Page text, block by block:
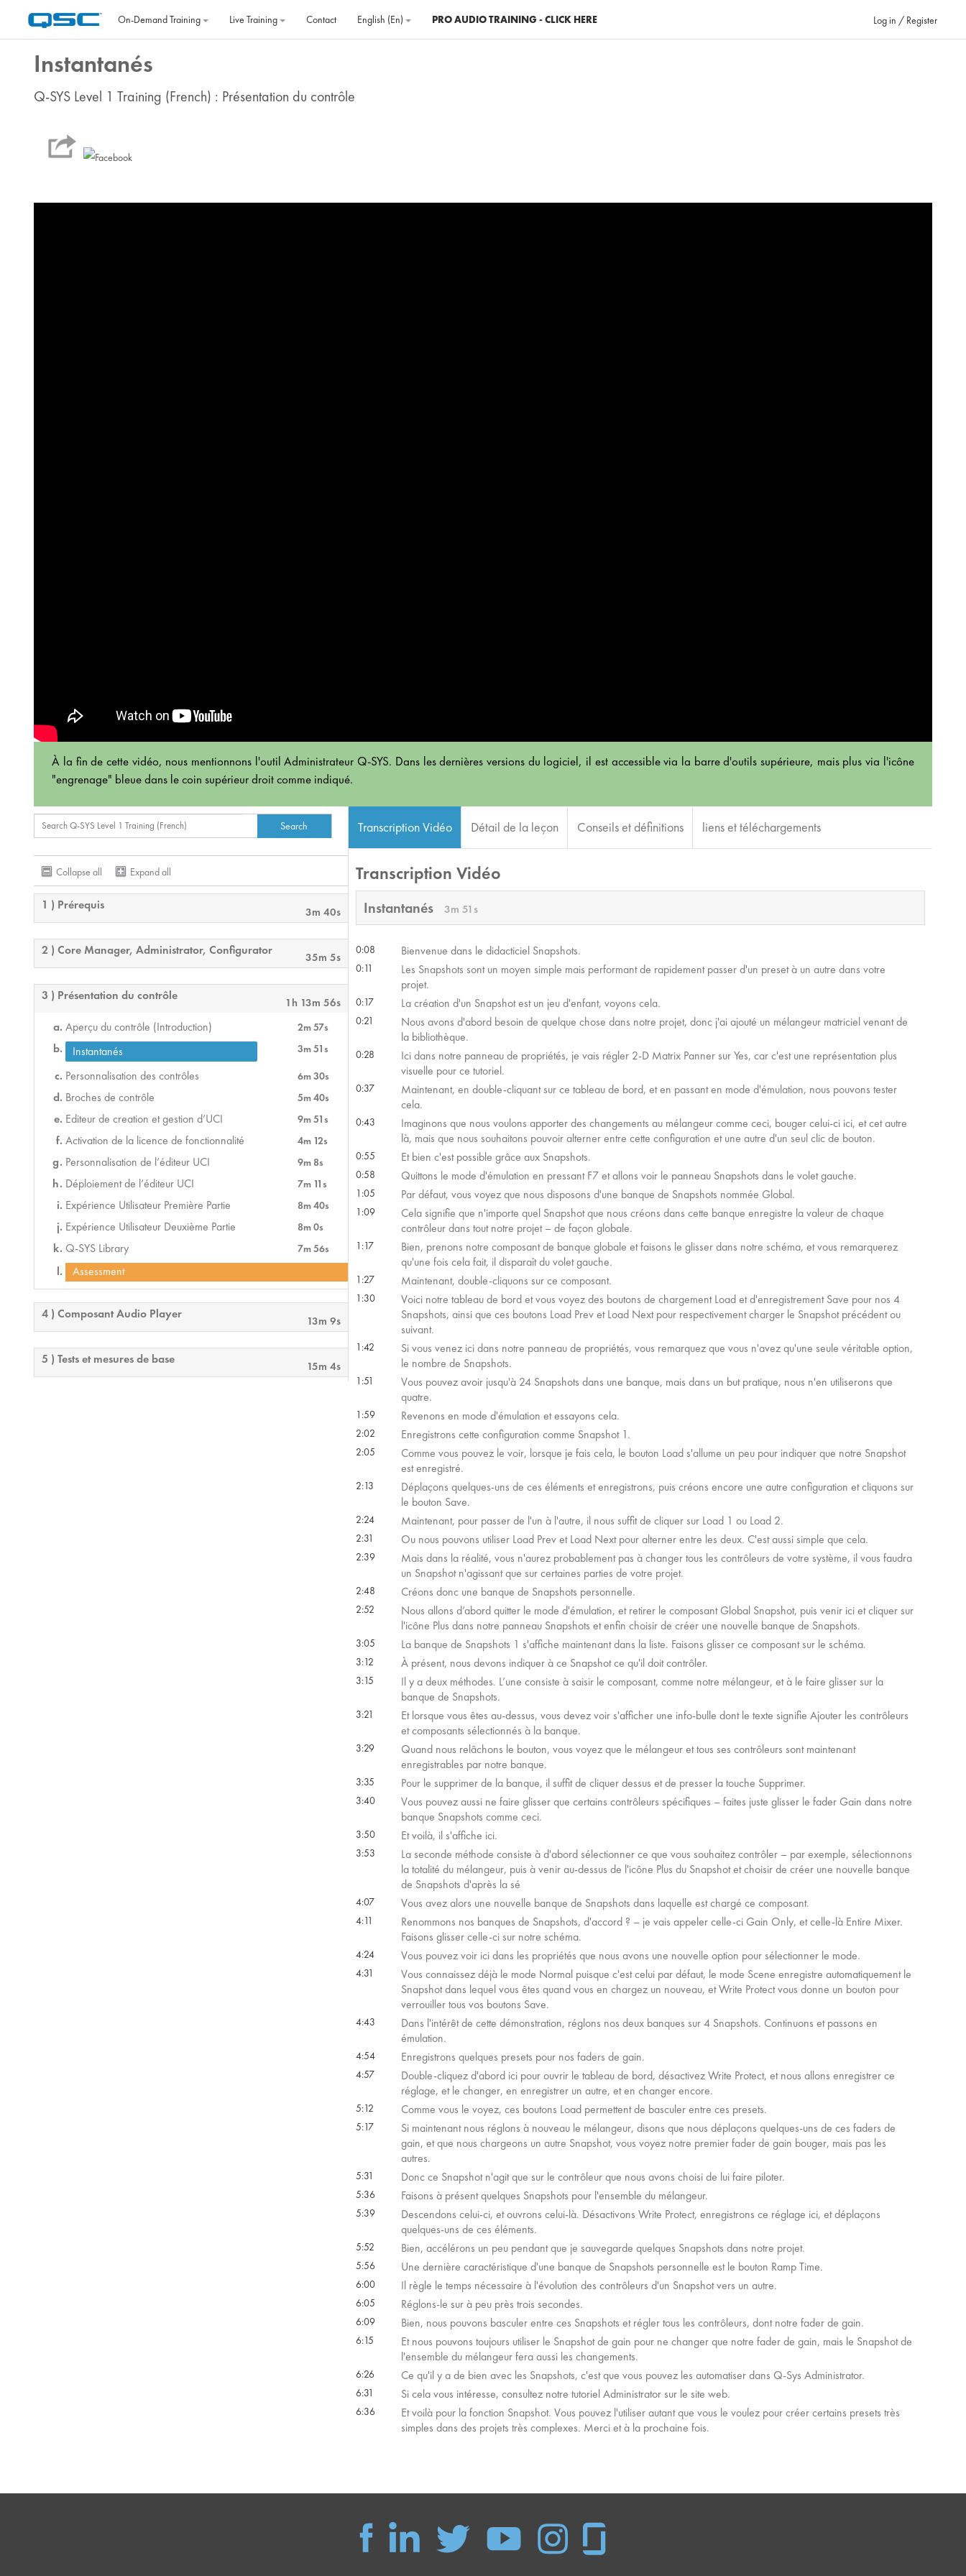
On‐Demand Training
Live Training Contact English ‎(en)‎ PRO AUDIO TRAINING - CLICK HERE Log in / Register
Instantanés
Q-SYS Level 1 Training (French) : Présentation du contrôle
À la fin de cette vidéo, nous mentionnons l'outil Administrateur Q-SYS. Dans les dernières versions du logiciel, il est accessible via la barre d'outils supérieure, mais plus via l'icône
"engrenage" bleue dans le coin supérieur droit comme indiqué.
Collapse all Expand all
1 ) Prérequis 3m 40s
2 ) Core Manager, Administrator, Configurator 35m 5s
3 ) Présentation du contrôle 1h 13m 56s
Aperçu du contrôle (Introduction) 2m 57s
Instantanés 3m 51s
Personnalisation des contrôles 6m 30s
Broches de contrôle 5m 40s
Editeur de creation et gestion d’UCI 9m 51s
Activation de la licence de fonctionnalité 4m 12s
Personnalisation de l’éditeur UCI 9m 8s
Déploiement de l’éditeur UCI 7m 11s
Expérience Utilisateur Première Partie 8m 40s
Expérience Utilisateur Deuxième Partie 8m 0s
Q-SYS Library 7m 56s
Assessment
4 ) Composant Audio Player 13m 9s
5 ) Tests et mesures de base 15m 4s
Transcription Vidéo Détail de la leçon Conseils et définitions liens et téléchargements
Transcription Vidéo
Instantanés 3m 51s
0:08 Bienvenue dans le didacticiel Snapshots.
0:11
Les Snapshots sont un moyen simple mais performant de rapidement passer d'un preset à un autre dans votre
projet.
0:17 La création d'un Snapshot est un jeu d'enfant, voyons cela.
0:21
Nous avons d'abord besoin de quelque chose dans notre projet, donc j'ai ajouté un mélangeur matriciel venant de
la bibliothèque.
0:28
Ici dans notre panneau de propriétés, je vais régler 2-D Matrix Panner sur Yes, car c'est une représentation plus
visuelle pour ce tutoriel.
0:37
Maintenant, en double-cliquant sur ce tableau de bord, et en passant en mode d'émulation, nous pouvons tester
cela.
0:43
Imaginons que nous voulons apporter des changements au mélangeur comme ceci, bouger celui-ci ici, et cet autre
là, mais que nous souhaitons pouvoir alterner entre cette configuration et une autre d'un seul clic de bouton.
0:55 Et bien c'est possible grâce aux Snapshots.
0:58 Quittons le mode d'émulation en pressant F7 et allons voir le panneau Snapshots dans le volet gauche.
1:05 Par défaut, vous voyez que nous disposons d'une banque de Snapshots nommée Global.
1:09
Cela signifie que n'importe quel Snapshot que nous créons dans cette banque enregistre la valeur de chaque
contrôleur dans tout notre projet – de façon globale.
1:17
Bien, prenons notre composant de banque globale et faisons le glisser dans notre schéma, et vous remarquerez
qu'une fois cela fait, il disparaît du volet gauche.
1:27 Maintenant, double-cliquons sur ce composant.
1:30
Voici notre tableau de bord et vous voyez des boutons de chargement Load et d'enregistrement Save pour nos 4
Snapshots, ainsi que ces boutons Load Prev et Load Next pour respectivement charger le Snapshot précédent ou
suivant.
1:42
Si vous venez ici dans notre panneau de propriétés, vous remarquez que vous n'avez qu'une seule véritable option,
le nombre de Snapshots.
1:51
Vous pouvez avoir jusqu'à 24 Snapshots dans une banque, mais dans un but pratique, nous n'en utiliserons que
quatre.
1:59 Revenons en mode d'émulation et essayons cela.
2:02 Enregistrons cette configuration comme Snapshot 1.
2:05
Comme vous pouvez le voir, lorsque je fais cela, le bouton Load s'allume un peu pour indiquer que notre Snapshot
est enregistré.
2:13
Déplaçons quelques-uns de ces éléments et enregistrons, puis créons encore une autre configuration et cliquons sur
le bouton Save.
2:24 Maintenant, pour passer de l'un à l'autre, il nous suffit de cliquer sur Load 1 ou Load 2.
2:31 Ou nous pouvons utiliser Load Prev et Load Next pour alterner entre les deux. C'est aussi simple que cela.
2:39
Mais dans la réalité, vous n'aurez probablement pas à changer tous les contrôleurs de votre système, il vous faudra
un Snapshot n'agissant que sur certaines parties de votre projet.
2:48 Créons donc une banque de Snapshots personnelle.
2:52
Nous allons d’abord quitter le mode d'émulation, et retirer le composant Global Snapshot, puis venir ici et cliquer sur
l'icône Plus dans notre panneau Snapshots et enfin choisir de créer une nouvelle banque de Snapshots.
3:05 La banque de Snapshots 1 s'affiche maintenant dans la liste. Faisons glisser ce composant sur le schéma.
3:12 À présent, nous devons indiquer à ce Snapshot ce qu'il doit contrôler.
3:15
Il y a deux méthodes. L’une consiste à saisir le composant, comme notre mélangeur, et à le faire glisser sur la
banque de Snapshots.
3:21
Et lorsque vous êtes au-dessus, vous devez voir s'afficher une info-bulle dont le texte signifie Ajouter les contrôleurs
et composants sélectionnés à la banque.
3:29
Quand nous relâchons le bouton, vous voyez que le mélangeur et tous ses contrôleurs sont maintenant
enregistrables par notre banque.
3:35 Pour le supprimer de la banque, il suffit de cliquer dessus et de presser la touche Supprimer.
3:40
Vous pouvez aussi ne faire glisser que certains contrôleurs spécifiques – faites juste glisser le fader Gain dans notre
banque Snapshots comme ceci.
3:50 Et voilà, il s'affiche ici.
3:53
La seconde méthode consiste à d'abord sélectionner ce que vous souhaitez contrôler – par exemple, sélectionnons
la totalité du mélangeur, puis à venir au-dessus de l'icône Plus du Snapshot et choisir de créer une nouvelle banque
de Snapshots d'après la sé
4:07 Vous avez alors une nouvelle banque de Snapshots dans laquelle est chargé ce composant.
4:11
Renommons nos banques de Snapshots, d'accord ? – je vais appeler celle-ci Gain Only, et celle-là Entire Mixer.
Faisons glisser celle-ci sur notre schéma.
4:24 Vous pouvez voir ici dans les propriétés que nous avons une nouvelle option pour sélectionner le mode.
4:31
Vous connaissez déjà le mode Normal puisque c'est celui par défaut, le mode Scene enregistre automatiquement le
Snapshot dans lequel vous êtes quand vous en chargez un nouveau, et Write Protect vous donne un bouton pour
verrouiller tous vos boutons Save.
4:43
Dans l'intérêt de cette démonstration, réglons nos deux banques sur 4 Snapshots. Continuons et passons en
émulation.
4:54 Enregistrons quelques presets pour nos faders de gain.
4:57
Double-cliquez d'abord ici pour ouvrir le tableau de bord, désactivez Write Protect, et nous allons enregistrer ce
réglage, et le changer, en enregistrer un autre, et en changer encore.
5:12 Comme vous le voyez, ces boutons Load permettent de basculer entre ces presets.
5:17
Si maintenant nous réglons à nouveau le mélangeur, disons que nous déplaçons quelques-uns de ces faders de
gain, et que nous chargeons un autre Snapshot, vous voyez notre premier fader de gain bouger, mais pas les
autres.
5:31 Donc ce Snapshot n'agit que sur le contrôleur que nous avons choisi de lui faire piloter.
5:36 Faisons à présent quelques Snapshots pour l'ensemble du mélangeur.
5:39
Descendons celui-ci, et ouvrons celui-là. Désactivons Write Protect, enregistrons ce réglage ici, et déplaçons
quelques-uns de ces éléments.
5:52 Bien, accélérons un peu pendant que je sauvegarde quelques Snapshots dans notre projet.
5:56 Une dernière caractéristique d'une banque de Snapshots personnelle est le bouton Ramp Time.
6:00 Il règle le temps nécessaire à l'évolution des contrôleurs d'un Snapshot vers un autre.
6:05 Réglons-le sur à peu près trois secondes.
6:09 Bien, nous pouvons basculer entre ces Snapshots et régler tous les contrôleurs, dont notre fader de gain.
6:15
Et nous pouvons toujours utiliser le Snapshot de gain pour ne changer que notre fader de gain, mais le Snapshot de
l'ensemble du mélangeur fera aussi les changements.
6:26 Ce qu'il y a de bien avec les Snapshots, c'est que vous pouvez les automatiser dans Q-Sys Administrator.
6:31 Si cela vous intéresse, consultez notre tutoriel Administrator sur le site web.
6:36
Et voilà pour la fonction Snapshot. Vous pouvez l'utiliser autant que vous le voulez pour créer certains presets très
simples dans des projets très complexes. Merci et à la prochaine fois.